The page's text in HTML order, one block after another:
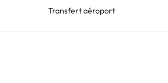
Transfert aéroport